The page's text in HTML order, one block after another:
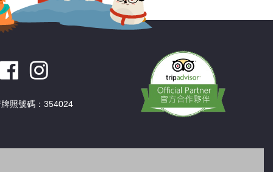
照號碼：354024